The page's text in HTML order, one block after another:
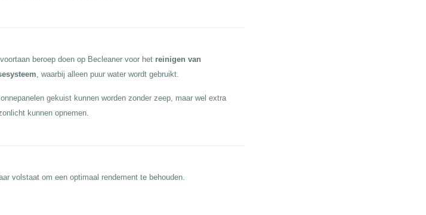
beroep doen op Becleaner voor het reinigen van
, waarbij alleen puur water wordt gebruikt.
gekuist kunnen worden zonder zeep, maar wel extra
kunnen opnemen.
volstaat om een optimaal rendement te behouden.